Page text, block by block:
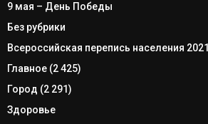
9 мая – День Победы
Без рубрики
Всероссийская перепись населения 2021
Главное (2 425)
Город (2 291)
Здоровье